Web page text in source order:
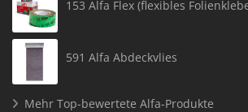
153 Alfa Flex (flexibles
591 Alfa Abdeckvlies
Mehr Top-bewertete Alfa-Produkte